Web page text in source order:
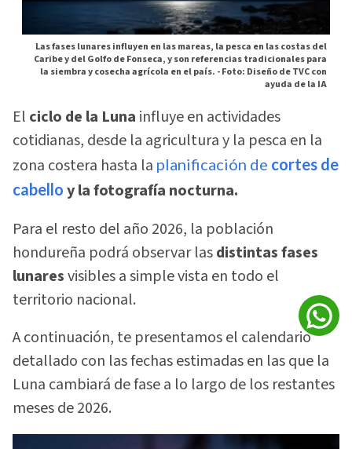
Las fases lunares influyen en las mareas, la pesca en las costas del
Caribe y del Golfo de Fonseca, y son referencias tradicionales para
la siembra y cosecha agrícola en el país. -Foto: Diseño de TVC con
ayuda de la IA
El ciclo de la Luna influye en actividades
cotidianas, desde la agricultura y la pesca en la
zona costera hasta la planificación de cortes de
cabello y la fotografía nocturna.
Para el resto del año 2026, la población
hondureña podrá observar lasdistintas fases
lunaresvisibles a simple vista en todo el
territorio nacional.
A continuación, te presentamos el calendario
detallado con las fechas estimadas en las que la
Luna cambiará de fase a lo largo de los restantes
meses de 2026.